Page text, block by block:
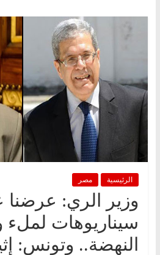
الرئيسية مصر
وزير الري: عرضنا
سيناريوهات
النهضة.. وتونس: